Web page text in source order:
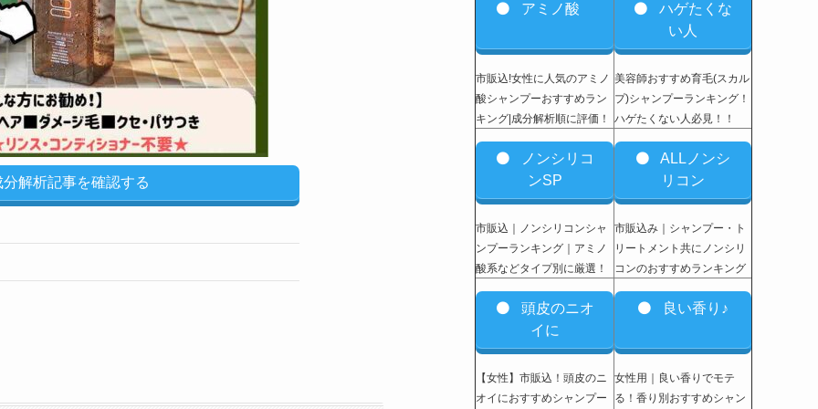
解析記事を確認する
アミノ酸
市販込!女性に人気のアミノ
酸シャンプーおすすめラン
キング|成分解析順に評価！
ハゲたくな
い人
美容師おすすめ育毛(スカル
プ)シャンプーランキング！
ハゲたくない人必見！！
ノンシリコ
ンSP
市販込｜ノンシリコンシャ
ンプーランキング｜アミノ
酸系などタイプ別に厳選！
ALLノンシ
リコン
市販込み｜シャンプー・ト
リートメント共にノンシリ
コンのおすすめランキング
頭皮のニオ
イに
【女性】市販込 ！頭皮のニ
オイにおすすめシャンプー
良い香り♪
女性用｜良い香りでモテ
る！香り別おすすめシャン